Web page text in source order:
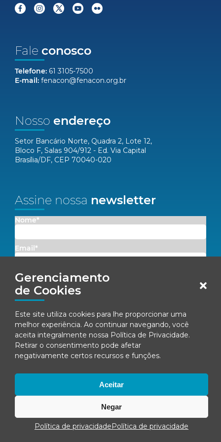
Gerenciamento
de Cookies
Este site utiliza cookies para lhe proporcionar uma
melhor experiência. Ao continuar navegando, você
aceita integralmente nossa Política de Privacidade.
Retirar o consentimento pode afetar
negativamente certos recursos e funções.
Aceitar
Negar
Política de privacidadePolítica de privacidade
Fale conosco
Telefone: 61 3105-7500
E-mail: fenacon@fenacon.org.br
Nosso endereço
Setor Bancário Norte, Quadra 2, Lote 12,
Bloco F, Salas 904/912 - Ed. Via Capital
Brasília/DF, CEP 70040-020
Assine nossa newsletter
Nome*
Email*
Concordo em receber comunicações da Fenacon.
Ao se inscrever, você concorda com nossa Política de Privacidade
Todos os direitos reservados.
Política de privacidade